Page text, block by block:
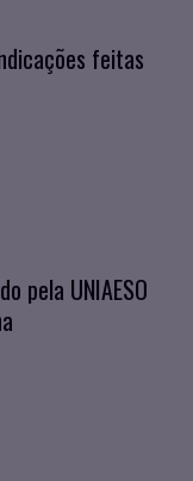
feitas
pela UNIAESO